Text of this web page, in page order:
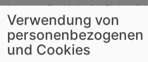
In unserer Gemeinde sind Sie
Unser Pfarrteam besteht aus
die Ihnen mit Rat und Tat zur Seite
Verwendung von
personenbezogenen
und Cookies